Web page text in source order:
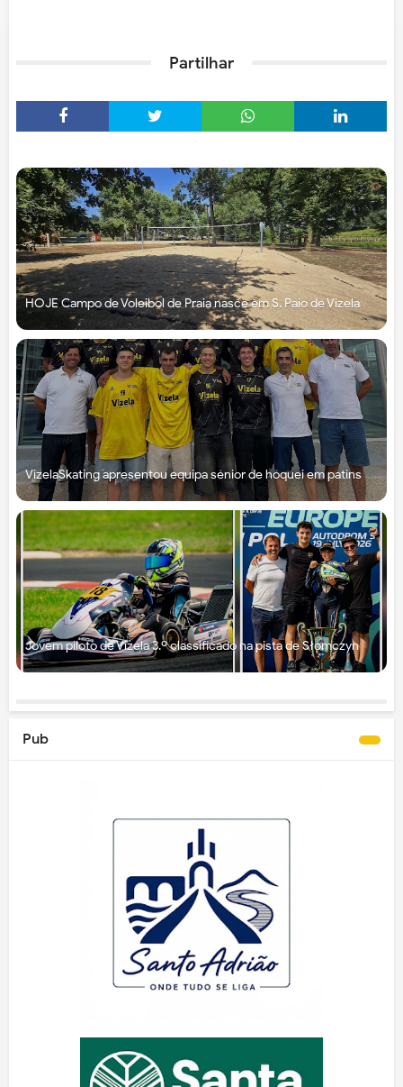
Partilhar
HOJE Campo de Voleibol de Praia nasce em S. Paio de Vizela
VizelaSkating apresentou equipa sénior de hóquei em patins
Jovem piloto de Vizela 3.º classificado na pista de Słomczyn
Pub